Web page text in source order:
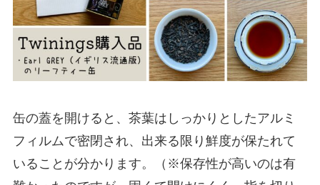
缶の蓋を開けると、茶葉はしっかりとしたアルミ
フィルムで密閉され、出来る限り鮮度が保たれて
いることが分かります。（※保存性が高いのは有